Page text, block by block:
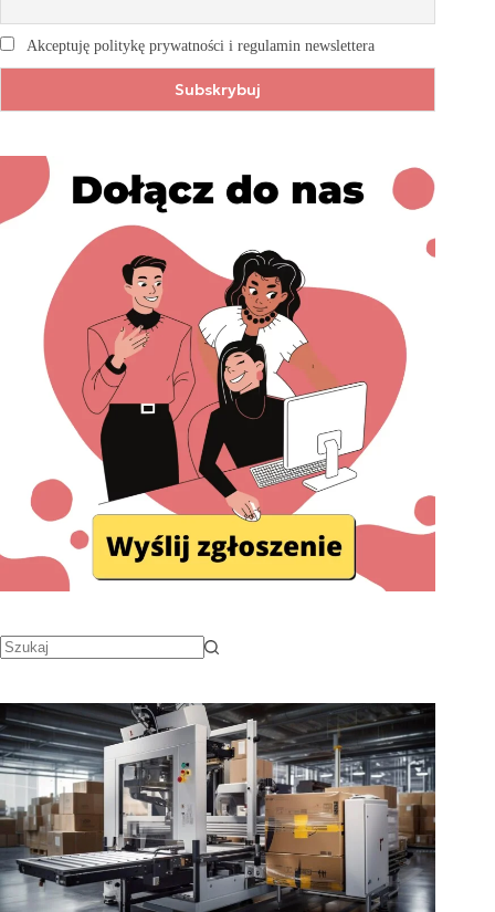
Akceptuję politykę prywatności i regulamin newslettera